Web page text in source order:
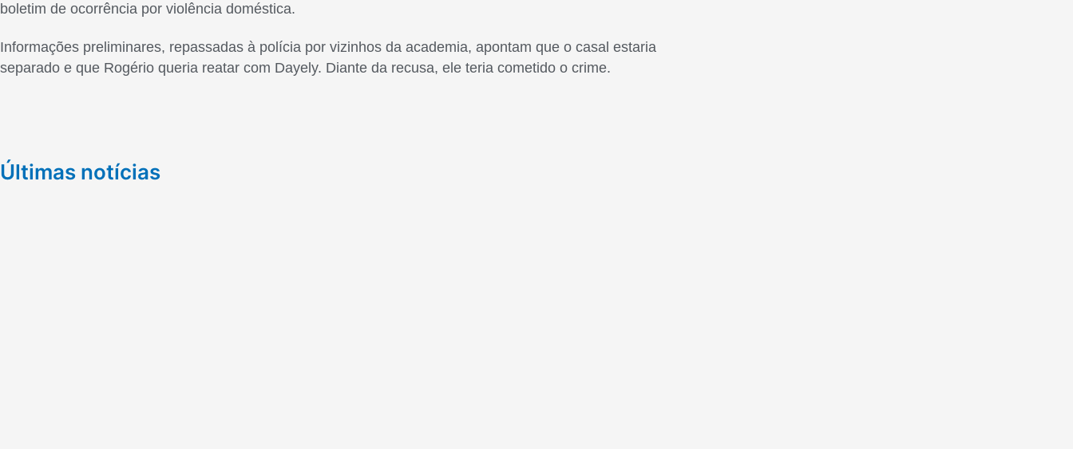
boletim de ocorrência por violência doméstica.
Informações preliminares, repassadas à polícia por vizinhos da academia, apontam que o casal estaria
separado e que Rogério queria reatar com Dayely. Diante da recusa, ele teria cometido o crime.
Últimas notícias